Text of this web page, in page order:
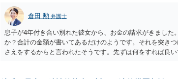
倉田 勲 弁護士
息子が4年付き合い別れた彼女から、お金の請求がきました
か？合計の金額が書いてあるだけのようです。それを突き
さえをするからと言われたそうです。先ずは何をすれば良
については、その前段として裁判手続きを経る必要があり